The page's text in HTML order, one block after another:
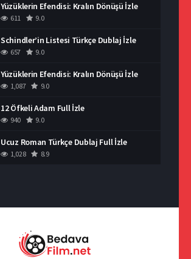
Yüzüklerin Efendisi: Kralın Dönüşü İzle
611 9.0
Schindler’in Listesi Türkçe Dublaj İzle
657 9.0
Yüzüklerin Efendisi: Kralın Dönüşü İzle
1,087 9.0
12 Öfkeli Adam Full İzle
940 9.0
Ucuz Roman Türkçe Dublaj Full İzle
1,028 8.9